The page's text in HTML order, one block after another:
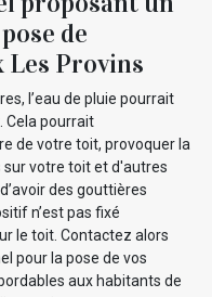
de
Provins
l’eau de pluie pourrait
Cela pourrait
de votre toit, provoquer la
votre toit et d'autres
des gouttières
n’est pas fixé
le toit. Contactez alors
pour la pose de vos
aux habitants de